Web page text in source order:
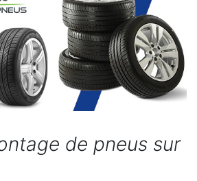
de pneus sur